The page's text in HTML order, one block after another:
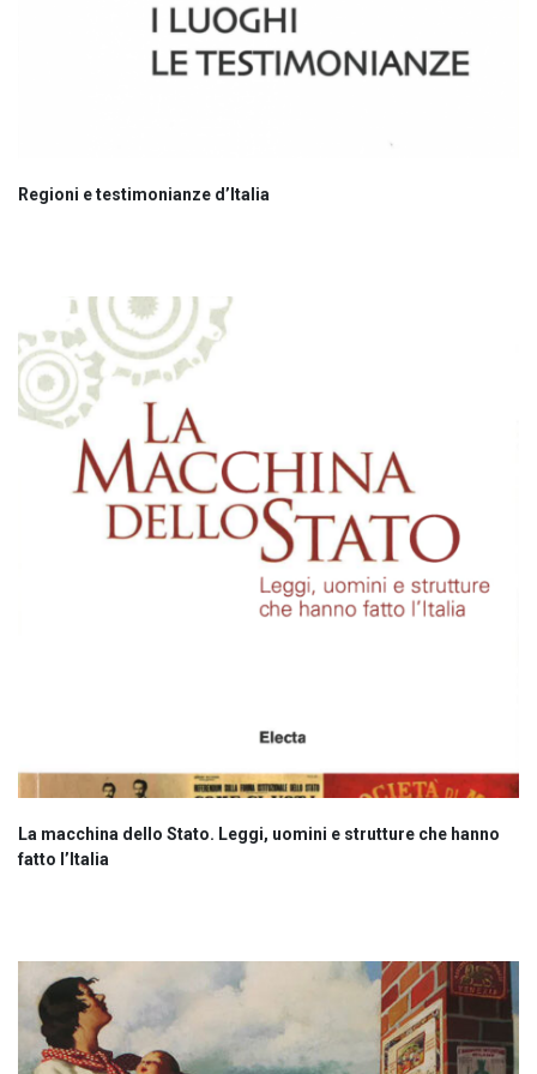
Regioni e testimonianze d’Italia
La macchina dello Stato. Leggi, uomini e strutture che hanno
fatto l’Italia